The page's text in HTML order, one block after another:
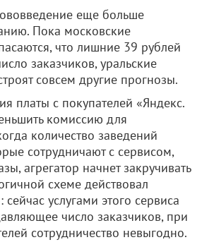
еще больше
Пока московские
что лишние 39 рублей
заказчиков, уральские
совсем другие прогнозы.
платы с покупателей «Яндекс.
комиссию для
количество заведений
сотрудничают с сервисом,
агрегатор начнет закручивать
схеме действовал
сейчас услугами этого сервиса
число заказчиков, при
сотрудничество невыгодно.